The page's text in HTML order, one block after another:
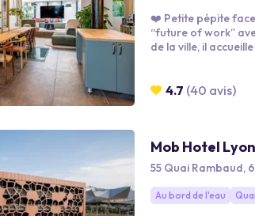
❤️ Petite pépite face
“future of work”
de la ville, il
4.7 (40 avis)
Mob Hotel
55 Quai Rambaud,
Au bord de l'eau